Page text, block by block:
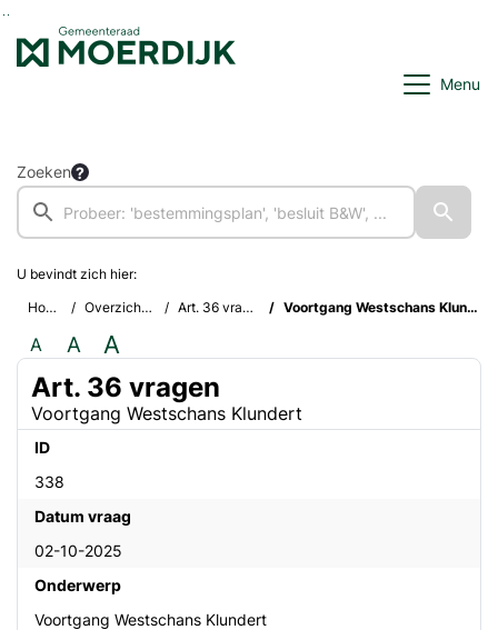
Ga naar de inhoud van deze pagina
Ga naar het zoeken
Ga naar het menu
Menu
Zoeken
U bevindt zich hier:
Home
Overzichten Art. 36 vragen Voortgang Westschans Klundert
A A A
Art. 36 vragen
Voortgang Westschans Klundert
ID
338
Datum vraag
02-10-2025
Onderwerp
Voortgang Westschans Klundert